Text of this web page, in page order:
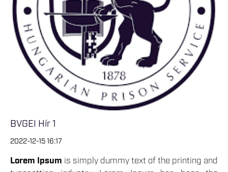
BVGEI Hír 1
2022-12-15 16:17
Lorem Ipsum is simply dummy text of the printing and